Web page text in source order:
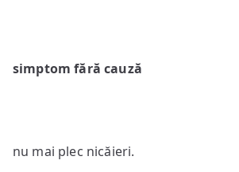
simptom fără cauză
nu mai plec nicăieri.